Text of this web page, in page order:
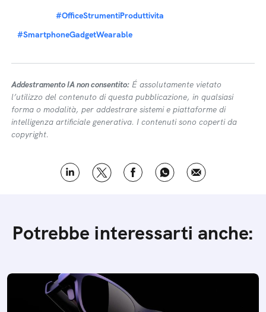
#OfficeStrumentiProduttivita
#SmartphoneGadgetWearable
Addestramento IA non consentito: É assolutamente vietato
l’utilizzo del contenuto di questa pubblicazione, in qualsiasi
forma o modalità, per addestrare sistemi e piattaforme di
intelligenza artificiale generativa. I contenuti sono coperti da
copyright.
Potrebbe interessarti anche: